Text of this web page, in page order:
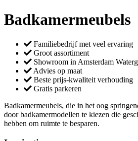
Badkamermeubels
Familiebedrijf met veel ervaring
Groot assortiment
Showroom in Amsterdam
Advies op maat
Beste prijs-kwaliteit verhouding
Gratis parkeren
Badkamermeubels, die in het oog
door badkamermodellen te kiezen die
hebben om ruimte te besparen.